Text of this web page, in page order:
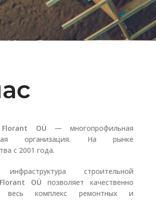
Florant OÜ — многопрофильная
организация. На рынке
с 2001 года.
строительной
Florant OÜ позволяет качественно
весь комплекс ремонтных и